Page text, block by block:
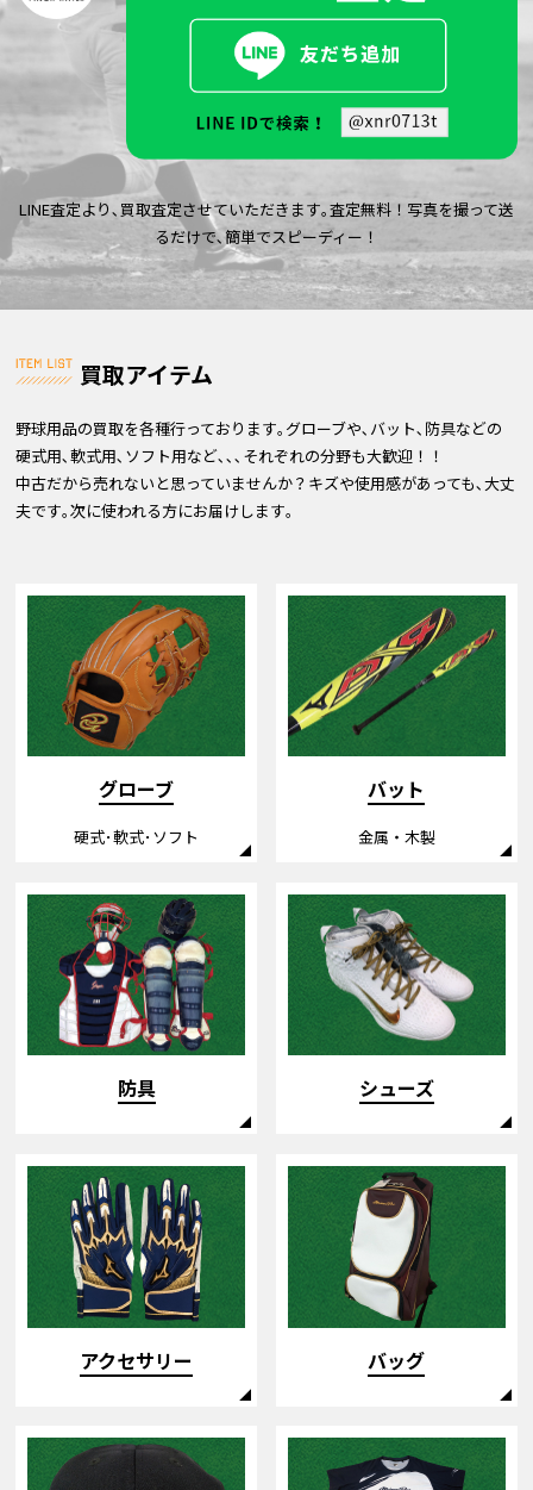
LINE査定より､買取査定させていただきます｡査定無料！写真を撮って送
るだけで､簡単でスピーディー！
買取アイテム
野球用品の買取を各種行っております｡グローブや､バット､防具などの
硬式用､軟式用､ソフト用など､､､それぞれの分野も大歓迎！！
中古だから売れないと思っていませんか？キズや使用感があっても､大丈
夫です｡次に使われる方にお届けします｡
グローブ
硬式･軟式･ソフト
バット
金属・木製
防具 シューズ
アクセサリー バッグ